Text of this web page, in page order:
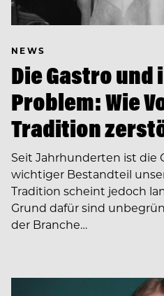
NEWS
Die Gastro und
Problem: Wie
Tradition
Seit Jahrhunderten ist die
wichtiger Bestandteil
Tradition scheint jedoch
Grund dafür sind
der Branche…